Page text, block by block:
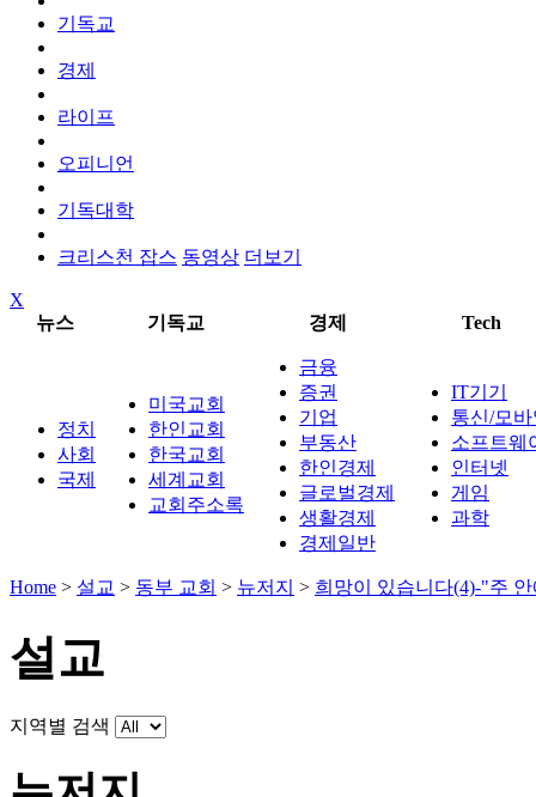
기독교
경제
라이프
오피니언
기독대학
크리스천 잡스 동영상 더보기
X
뉴스
기독교 경제 Tech
정치
사회
국제
미국교회
한인교회
한국교회
세계교회
교회주소록
금융
증권
기업
부동산
한인경제
글로벌경제
생활경제
경제일반
IT기기
통신/모
소프트웨
인터넷
게임
과학
Home > 설교 > 동부 교회 > 뉴저지 > 희망이 있습니다(4)-"주
설교
지역별 검색